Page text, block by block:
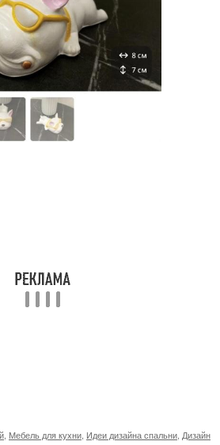
Мебель для кухни Идеи дизайна спальни Дизайн